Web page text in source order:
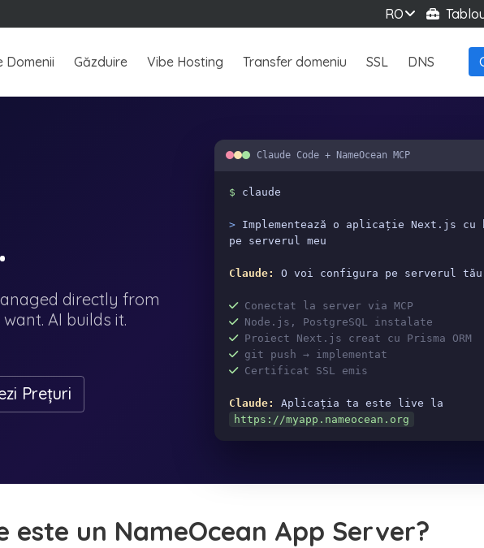
RO
Domenii Găzduire Vibe Hosting Transfer domeniu SSL DNS
directly from
AI builds it.
Prețuri
Claude Code + NameOcean MCP
$ claude
> Implementează o aplicație Next.js cu
pe serverul meu
Claude: O voi configura pe serverul tău
Conectat la server via MCP
Node.js, PostgreSQL instalate
Proiect Next.js creat cu Prisma ORM
git push → implementat
Certificat SSL emis
Claude:
Aplicația ta este live la
https://myapp.nameocean.org
este un NameOcean App Server?